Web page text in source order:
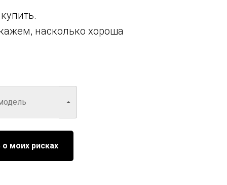
насколько хороша
о моих рисках